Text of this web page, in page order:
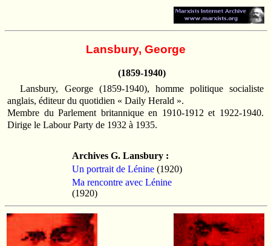
Lansbury, George
(1859-1940)
Lansbury, George (1859-1940), homme politique socialiste
anglais, éditeur du quotidien « Daily Herald ».
Membre du Parlement britannique en 1910-1912 et 1922-1940.
Dirige le Labour Party de 1932 à 1935.
Archives G. Lansbury :
Un portrait de Lénine (1920)
Ma rencontre avec Lénine
(1920)